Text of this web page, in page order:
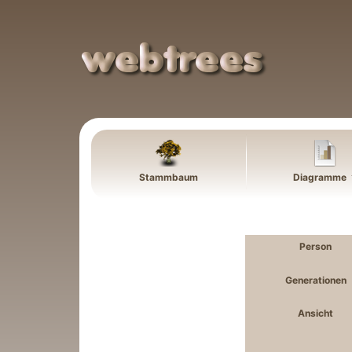
Stammbaum Diagramme
Person
Generationen
Ansicht